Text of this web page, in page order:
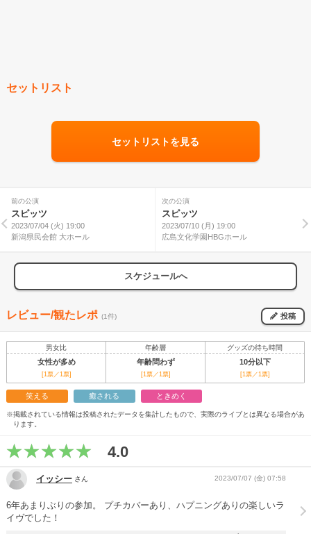
セットリスト
セットリストを見る
前の公演
スピッツ
2023/07/04 (火) 19:00
新潟県民会館 大ホール
次の公演
スピッツ
2023/07/10 (月) 19:00
広島文化学園HBGホール
スケジュールへ
レビュー/観たレポ (1件) 投稿
男女比 年齢層 グッズの待ち時間
女性が多め 年齢問わず 10分以下
[1票／1票] [1票／1票] [1票／1票]
笑える 癒される ときめく
※掲載されている情報は投稿されたデータを集計したもので、実際のライブとは異なる場合があ
ります。
4.0
イッシー さん 2023/07/07 (金) 07:58
6年あまりぶりの参加。 プチカバーあり、ハプニングありの楽しいラ
イヴでした！